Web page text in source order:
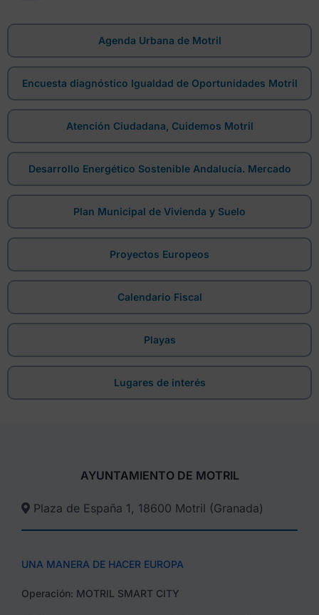
Agenda Urbana de Motril
Encuesta diagnóstico Igualdad de Oportunidades Motril
Atención Ciudadana, Cuidemos Motril
Desarrollo Energético Sostenible Andalucía. Mercado
Plan Municipal de Vivienda y Suelo
Proyectos Europeos
Calendario Fiscal
Playas
Lugares de interés
AYUNTAMIENTO DE MOTRIL
Plaza de España 1, 18600 Motril (Granada)​
UNA MANERA DE HACER EUROPA
Operación: MOTRIL SMART CITY